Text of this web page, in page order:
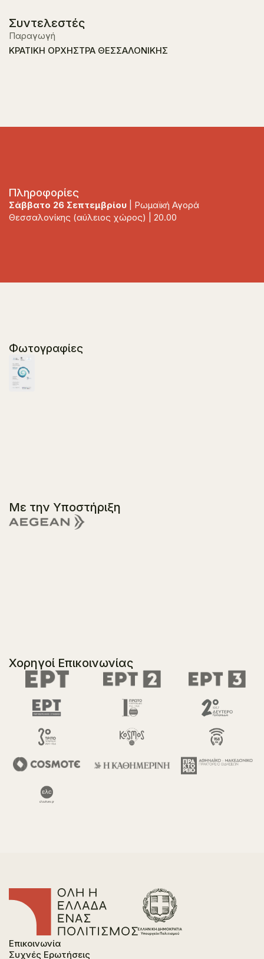
Συντελεστές
Παραγωγή
ΚΡΑΤΙΚΗ ΟΡΧΗΣΤΡΑ ΘΕΣΣΑΛΟΝΙΚΗΣ
Πληροφορίες
Σάββατο 26 Σεπτεμβρίου | Ρωμαϊκή Αγορά
Θεσσαλονίκης (αύλειος χώρος) | 20.00
Φωτογραφίες
Με την Υποστήριξη
Χορηγοί Επικοινωνίας
Επικοινωνία
Συχνές Ερωτήσεις